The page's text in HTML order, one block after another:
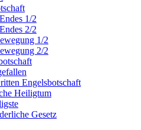
1/2
2/2
1/2
2/2
Engelsbotschaft
Heiligtum
Gesetz